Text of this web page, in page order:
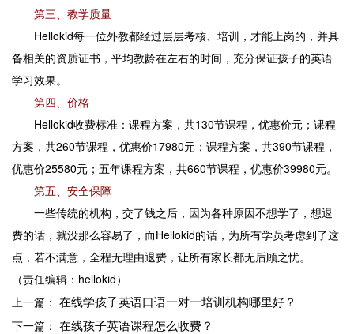
第三、教学质量
Hellokid每一位外教都经过层层考核、培训，才能上岗的，并具
备相关的资质证书，平均教龄在左右的时间，充分保证孩子的英语
学习效果。
第四、价格
Hellokid收费标准：课程方案，共130节课程，优惠价元；课程
方案，共260节课程，优惠价17980元；课程方案，共390节课程，
优惠价25580元；五年课程方案，共660节课程，优惠价39980元。
第五、安全保障
一些传统的机构，交了钱之后，因为各种原因不想学了，想退
费的话，就没那么容易了，而Hellokid的话，为所有学员考虑到了这
点，若不满意，全程无理由退费，让所有家长都无后顾之忧。
（责任编辑：hellokid）
上一篇： 在线学孩子英语口语一对一培训机构哪里好？
下一篇： 在线孩子英语课程怎么收费？